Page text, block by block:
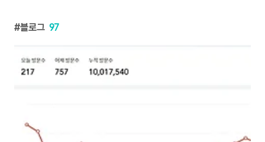
블로그 97